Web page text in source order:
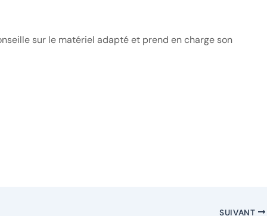
sur le matériel adapté et prend en charge son
SUIVANT